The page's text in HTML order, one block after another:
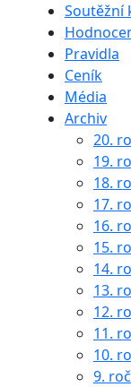
Soutěžní
Pravidla
Ceník
Média
Archiv
20.
19.
18.
17.
16.
15.
14.
13.
12.
11.
10.
9.